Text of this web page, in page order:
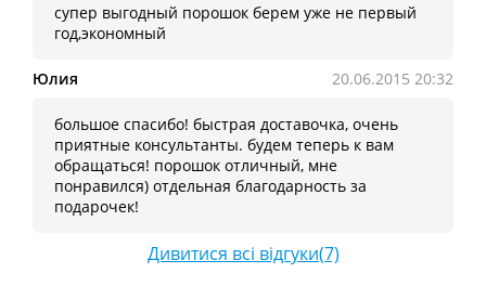
супер выгодный порошок берем уже не первый
год,экономный
Юлия 20.06.2015 20:32
большое спасибо! быстрая доставочка, очень
приятные консультанты. будем теперь к вам
обращаться! порошок отличный, мне
понравился) отдельная благодарность за
подарочек!
Дивитися всі відгуки(7)